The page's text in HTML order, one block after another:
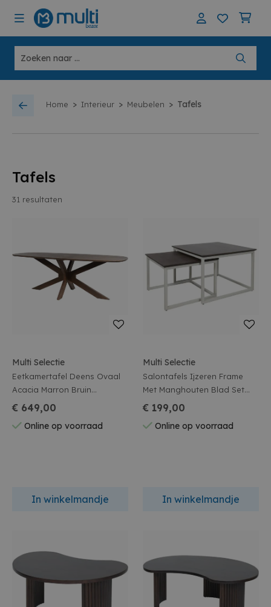
Home > Interieur > Meubelen > Tafels
Tafels
31 resultaten
Multi Selectie
Eetkamertafel Deens Ovaal
Acacia Marron Bruin
220x100x76cm
€ 649,00
Online op voorraad
In winkelmandje
Multi Selectie
Salontafels Ijzeren Frame
Met Manghouten Blad Set
Van 2 Stuks
€ 199,00
Online op voorraad
In winkelmandje